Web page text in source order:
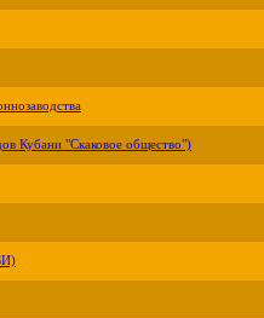
Кубани "Скаковое общество")